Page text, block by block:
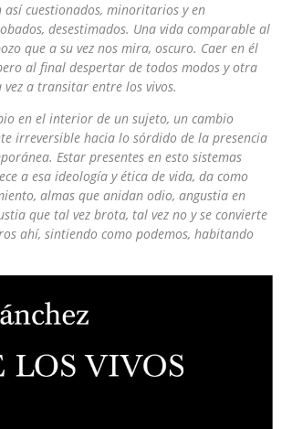
cuestionados, minoritarios y en
desestimados. Una vida comparable al
que a su vez nos mira, oscuro. Caer en él
al final despertar de todos modos y otra
a transitar entre los vivos.
en el interior de un sujeto, un cambio
irreversible hacia lo sórdido de la presencia
Estar presentes en esto sistemas
a esa ideología y ética de vida, da como
almas que anidan odio, angustia en
que tal vez brota, tal vez no y se convierte
ahí, sintiendo como podemos, habitando